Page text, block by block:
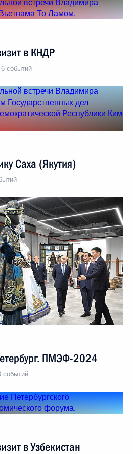
в КНДР
6 событий
Саха (Якутия)
ПМЭФ-2024
событий
в Узбекистан